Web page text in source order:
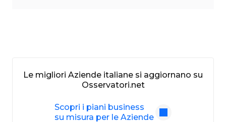
Le migliori Aziende italiane si aggiornano su
Osservatori.net
Scopri i piani business
su misura per le Aziende